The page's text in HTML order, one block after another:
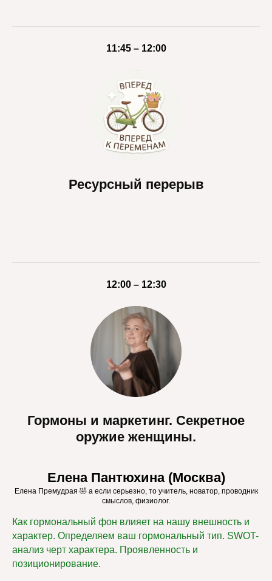
11:45 – 12:00
Ресурсный перерыв
12:00 – 12:30
Гормоны и маркетинг. Секретное
оружие женщины.
Елена Пантюхина (Москва)
Елена Премудрая 🤣 а если серьезно, то учитель, новатор, проводник
смыслов, физиолог.
Как гормональный фон влияет на нашу внешность и
характер. Определяем ваш гормональный тип. SWOT-
анализ черт характера. Проявленность и
позиционирование.